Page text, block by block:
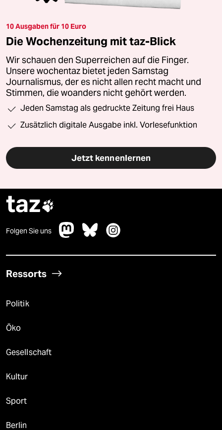
10 Ausgaben für 10 Euro
Die Wochenzeitung mit taz-Blick
Wir schauen den Superreichen auf die Finger.
Unsere wochentaz bietet jeden Samstag
Journalismus, der es nicht allen recht macht und
Stimmen, die woanders nicht gehört werden.
Jeden Samstag als gedruckte Zeitung frei Haus
Zusätzlich digitale Ausgabe inkl. Vorlesefunktion
Jetzt kennenlernen
taz
Folgen Sie uns
Ressorts
Politik
Öko
Gesellschaft
Kultur
Sport
Berlin